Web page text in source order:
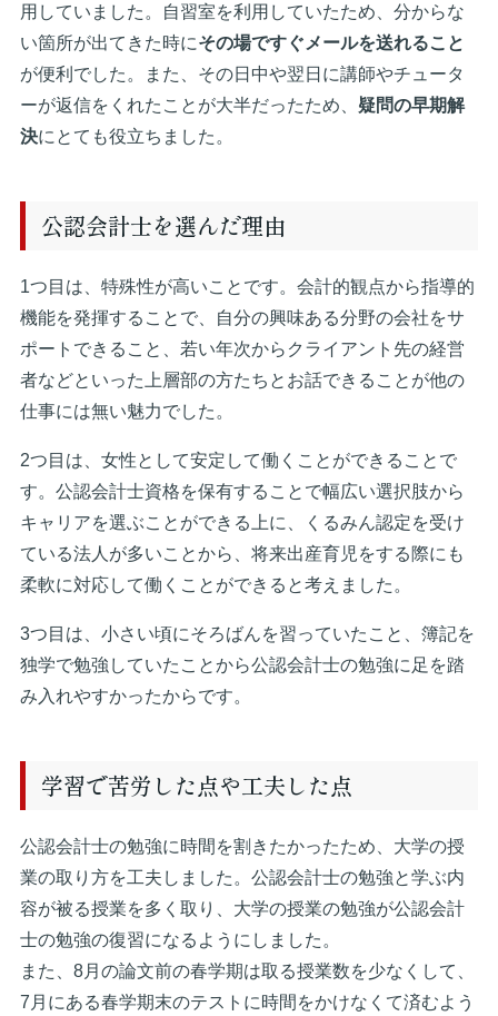
用していました。自習室を利用していたため、分からな
い箇所が出てきた時にその場ですぐメールを送れること
が便利でした。また、その日中や翌日に講師やチュータ
ーが返信をくれたことが大半だったため、 疑問の早期解
決にとても役立ちました。
公認会計士を選んだ理由
1つ目は、特殊性が高いことです。会計的観点から指導的
機能を発揮することで、自分の興味ある分野の会社をサ
ポートできること、若い年次からクライアント先の経営
者などといった上層部の方たちとお話できることが他の
仕事には無い魅力でした。
2つ目は、女性として安定して働くことができることで
す。公認会計士資格を保有することで幅広い選択肢から
キャリアを選ぶことができる上に、くるみん認定を受け
ている法人が多いことから、将来出産育児をする際にも
柔軟に対応して働くことができると考えました。
3つ目は、小さい頃にそろばんを習っていたこと、簿記を
独学で勉強していたことから公認会計士の勉強に足を踏
み入れやすかったからです。
学習で苦労した点や工夫した点
公認会計士の勉強に時間を割きたかったため、大学の授
業の取り方を工夫しました。公認会計士の勉強と学ぶ内
容が被る授業を多く取り、大学の授業の勉強が公認会計
士の勉強の復習になるようにしました。
また、8月の論文前の春学期は取る授業数を少なくして、
7月にある春学期末のテストに時間をかけなくて済むよう